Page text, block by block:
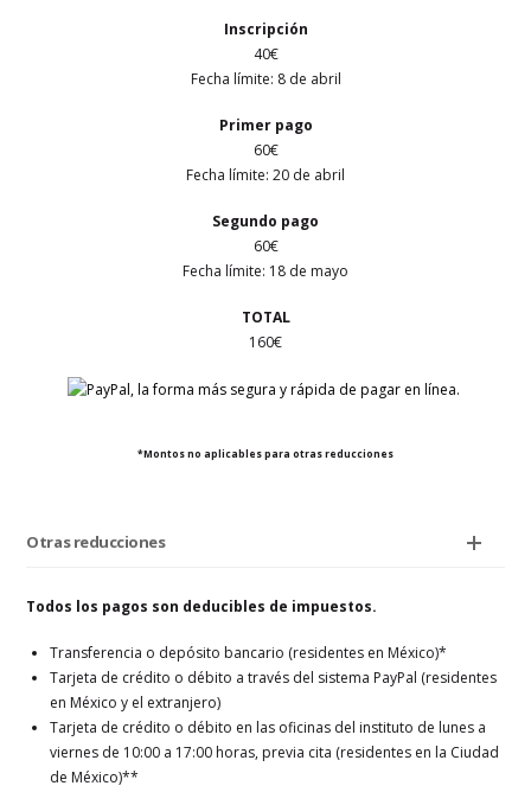
Inscripción
40€
Fecha límite: 8 de abril
Primer pago
60€
Fecha límite: 20 de abril
Segundo pago
60€
Fecha límite: 18 de mayo
TOTAL
160€
*Montos no aplicables para otras reducciones
Otras reducciones
Todos los pagos son deducibles de impuestos.
Transferencia o depósito bancario (residentes en México)*
Tarjeta de crédito o débito a través del sistema PayPal (residentes
en México y el extranjero)
Tarjeta de crédito o débito en las oficinas del instituto de lunes a
viernes de 10:00 a 17:00 horas, previa cita (residentes en la Ciudad
de México)**